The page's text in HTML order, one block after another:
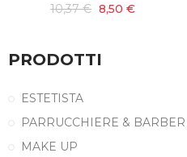
10,37 € 8,50 €
PRODOTTI
ESTETISTA
PARRUCCHIERE & BARBER
MAKE UP